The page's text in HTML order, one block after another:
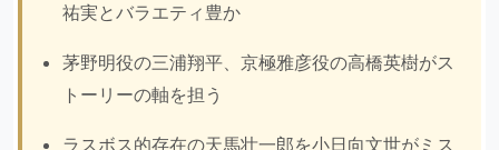
祐実とバラエティ豊か
茅野明役の三浦翔平、京極雅彦役の高橋英樹がス
トーリーの軸を担う
ラスボス的存在の天馬壮一郎を小日向文世がミス